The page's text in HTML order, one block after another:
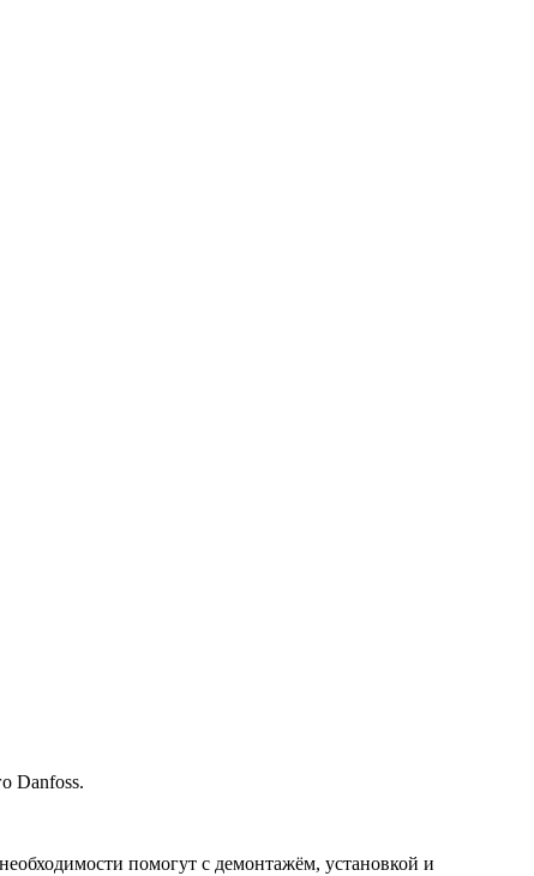
Danfoss.
помогут с демонтажём, установкой и